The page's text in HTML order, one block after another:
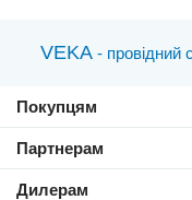
VEKA - провідний
Покупцям
Партнерам
Дилерам